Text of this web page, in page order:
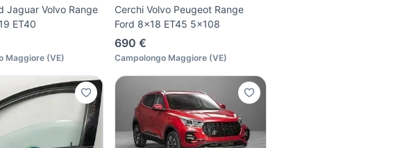
Jaguar Volvo Range
ET40
Maggiore(VE)
Cerchi Volvo Peugeot Range
Ford 8x18 ET45 5x108
690 €
Campolongo Maggiore (VE)